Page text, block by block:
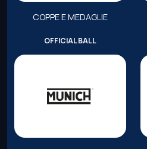
COPPE E MEDAGLIE
OFFICIAL BALL